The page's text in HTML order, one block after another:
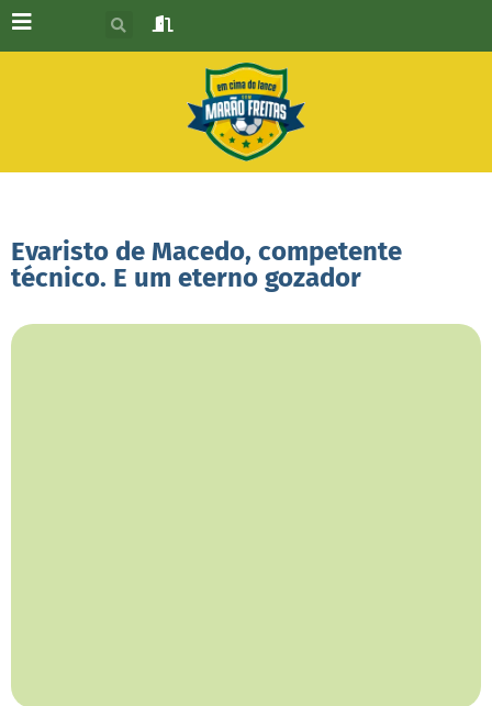
Evaristo de Macedo, competente
técnico. E um eterno gozador